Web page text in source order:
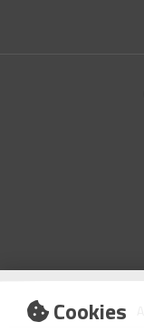
Cookies